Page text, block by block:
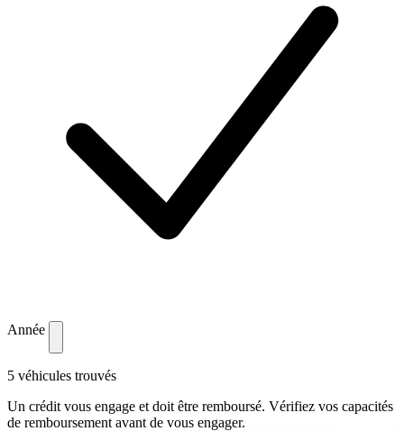
Année
5 véhicules trouvés
Un crédit vous engage et doit être remboursé. Vérifiez vos capacités
de remboursement avant de vous engager.